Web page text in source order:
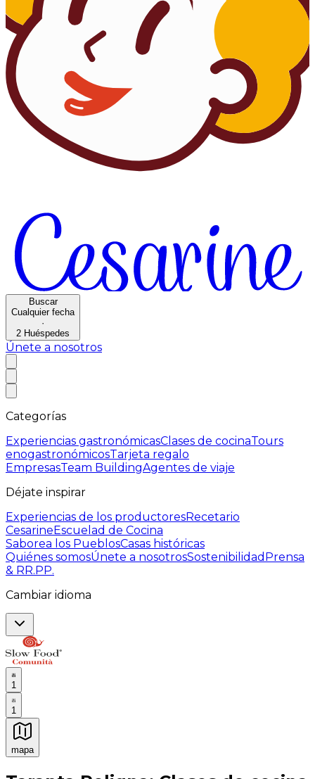
Buscar
Cualquier fecha
·
2 Huéspedes
Únete a nosotros
Categorías
Experiencias gastronómicasClases de cocinaTours
enogastronómicosTarjeta regalo
EmpresasTeam BuildingAgentes de viaje
Déjate inspirar
Experiencias de los productoresRecetario
CesarineEscuelad de Cocina
Saborea los PueblosCasas históricas
Quiénes somosÚnete a nosotrosSostenibilidad Prensa
& RR.PP.
Cambiar idioma
1
1
mapa